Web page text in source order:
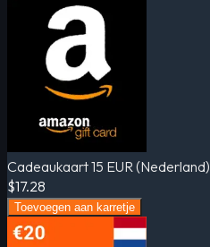
Cadeaukaart 15 EUR (Nederland)
$17.28
Toevoegen aan karretje